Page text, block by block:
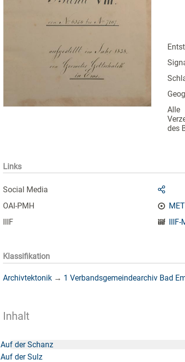
Alle
des
Links
Social Media
OAI-PMH
IIIF
IIIF-
Klassifikation
Archivtektonik → 1 Verbandsgemeindearchiv Bad
Inhalt
Auf der Schanz
Auf der Sulz